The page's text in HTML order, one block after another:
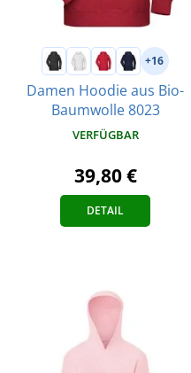
+16
Damen Hoodie aus Bio-
Baumwolle 8023
VERFÜGBAR
39,80 €
DETAIL